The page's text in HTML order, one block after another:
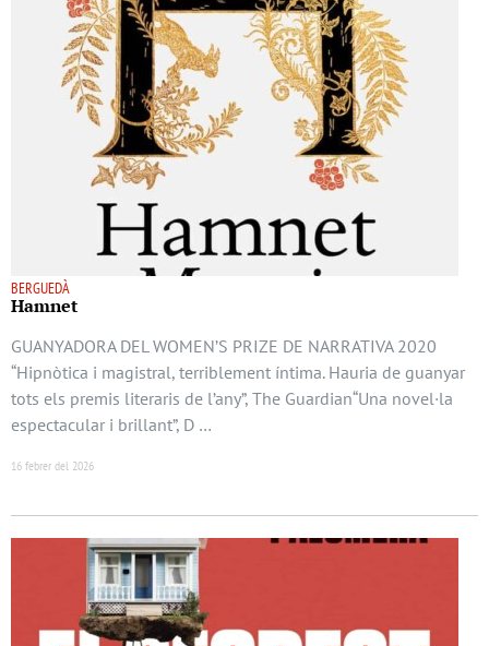
BERGUEDÀ
Hamnet
GUANYADORA DEL WOMEN’S PRIZE DE NARRATIVA 2020
“Hipnòtica i magistral, terriblement íntima. Hauria de guanyar
tots els premis literaris de l’any”, The Guardian“Una novel·la
espectacular i brillant”, D …
16 febrer del 2026